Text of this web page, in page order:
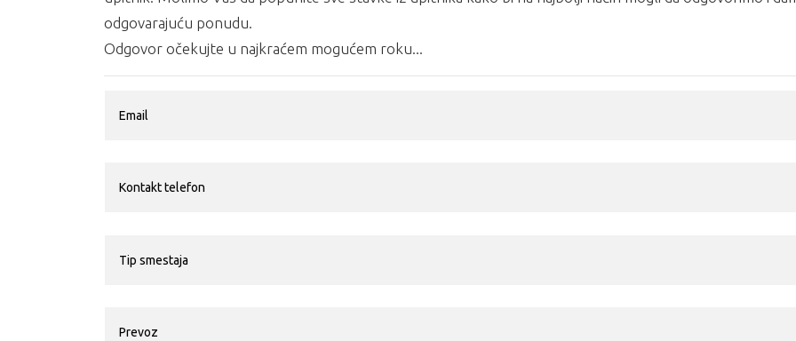
odgovarajuću ponudu.
Odgovor očekujte u najkraćem mogućem roku...